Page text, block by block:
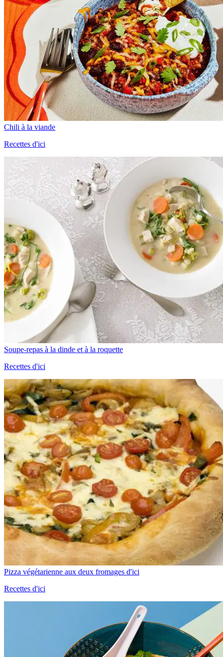
Chili à la viande
Recettes d'ici
Soupe-repas à la dinde et à la roquette
Recettes d'ici
Pizza végétarienne aux deux fromages d'ici
Recettes d'ici